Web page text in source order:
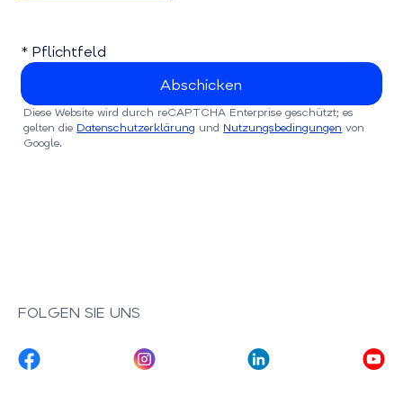
* Pflichtfeld
Diese Website wird durch reCAPTCHA Enterprise geschützt; es
gelten die Datenschutzerklärung und Nutzungsbedingungen von
Google.
FOLGEN SIE UNS